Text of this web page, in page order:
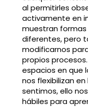
al permitirles
activamente en
muestran
diferentes, pero
modificarnos
propios
espacios en que
nos flexibilizan
sentimos, ello
hábiles para